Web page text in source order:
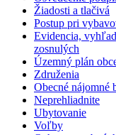
Žiadosti a tlačivá
Postup pri
Evidencia,
zosnulých
Územný plán
Združenia
Obecné nájomné
Neprehliadnite
Ubytovanie
Voľby